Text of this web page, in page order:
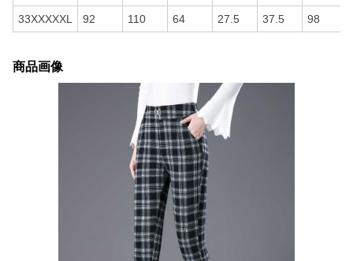
33XXXXXL 92 110 64 27.5 37.5 98
商品画像